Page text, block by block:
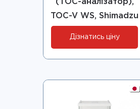
(ТОС-аналізатор),
TOC-V WS, Shimadzu
Дізнатись ціну